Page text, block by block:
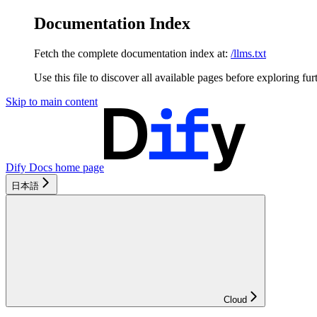
Documentation Index
Fetch the complete documentation index at: /llms.txt
Use this file to discover all available pages before exploring
Skip to main content
Dify Docs home page
日本語
Cloud